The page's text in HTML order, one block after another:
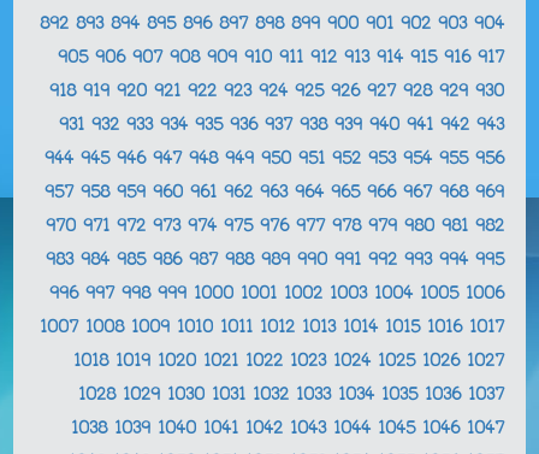
892 893 894 895 896 897 898 899 900 901 902 903 904
905 906 907 908 909 910 911 912 913 914 915 916 917
918 919 920 921 922 923 924 925 926 927 928 929 930
931 932 933 934 935 936 937 938 939 940 941 942 943
944 945 946 947 948 949 950 951 952 953 954 955 956
957 958 959 960 961 962 963 964 965 966 967 968 969
970 971 972 973 974 975 976 977 978 979 980 981 982
983 984 985 986 987 988 989 990 991 992 993 994 995
996 997 998 999 1000 1001 1002 1003 1004 1005 1006
1007 1008 1009 1010 1011 1012 1013 1014 1015 1016 1017
1018 1019 1020 1021 1022 1023 1024 1025 1026 1027
1028 1029 1030 1031 1032 1033 1034 1035 1036 1037
1038 1039 1040 1041 1042 1043 1044 1045 1046 1047